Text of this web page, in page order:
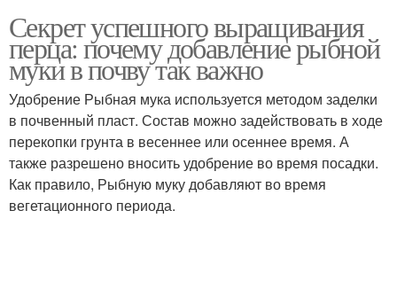
Секрет успешного выращивания
перца: почему добавление рыбной
муки в почву так важно
Удобрение Рыбная мука используется методом заделки
в почвенный пласт. Состав можно задействовать в ходе
перекопки грунта в весеннее или осеннее время. А
также разрешено вносить удобрение во время посадки.
Как правило, Рыбную муку добавляют во время
вегетационного периода.